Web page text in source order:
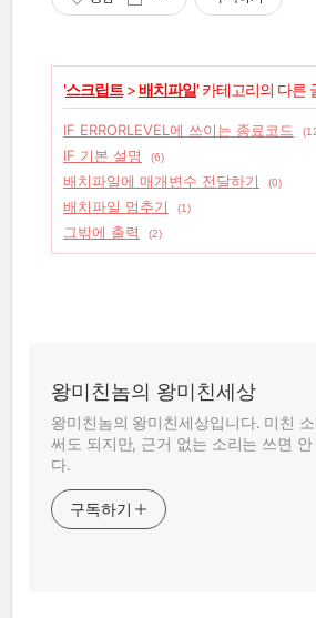
'스크립트>배치파일' 카테고리의 다른
IF ERRORLEVEL에 쓰이는 종료코드
IF 기본 설명
(6)
배치파일에 매개변수 전달하기
(0)
배치파일 멈추기
(1)
그밖에 출력
(2)
왕미친놈의 왕미친세상
왕미친놈의 왕미친세상입니다. 미친
써도 되지만, 근거 없는 소리는 쓰면 안
다.
구독하기